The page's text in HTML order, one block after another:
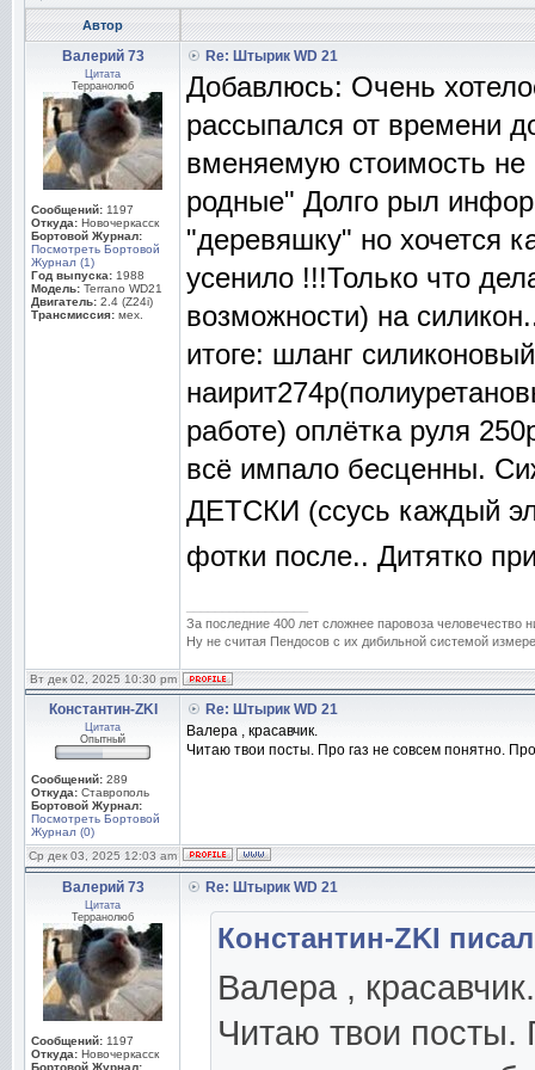
Автор
Валерий 73
Цитата
Терранолюб
Сообщений: 1197
Откуда: Новочеркасск
Бортовой Журнал:
Посмотреть Бортовой
Журнал (1)
Год выпуска: 1988
Модель: Terrano WD21
Двигатель: 2.4 (Z24i)
Трансмиссия: мех.
Re: Штырик WD 21
Добавлюсь: Очень
рассыпался от времени
вменяемую стоимость не
родные" Долго рыл
"деревяшку" но хочется
усенило !!!Только что
возможности) на
итоге: шланг
работе) оплётка руля
всё импало бесценны.
ДЕТСКИ (ссусь каждый
фотки после.. Дитятко
За последние 400 лет сложнее паровоза человечество
Ну не считая Пендосов с их дибильной системой
Вт дек 02, 2025 10:30 pm
Константин-ZKI
Цитата
Опытный
Сообщений: 289
Откуда: Ставрополь
Бортовой Журнал:
Посмотреть Бортовой
Журнал (0)
Re: Штырик WD 21
Валера , красавчик.
Читаю твои посты. Про газ не совсем понятно.
Ср дек 03, 2025 12:03 am
Валерий 73
Цитата
Терранолюб
Сообщений: 1197
Откуда: Новочеркасск
Бортовой Журнал:
Re: Штырик WD 21
Константин-ZKI
Валера , красавчик.
Читаю твои посты.